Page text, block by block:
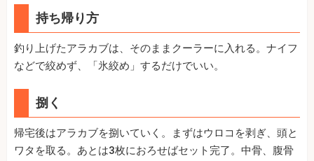
持ち帰り方
釣り上げたアラカブは、そのままクーラーに入れる。ナイフ
などで絞めず、「氷絞め」するだけでいい。
捌く
帰宅後はアラカブを捌いていく。まずはウロコを剥ぎ、頭と
ワタを取る。あとは3枚におろせばセット完了。中骨、腹骨